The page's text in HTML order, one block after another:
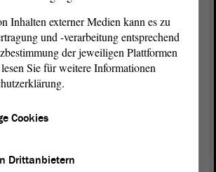
zu uns, sodass wir auch sehen
das so funktioniert.
ich es wirklich für wichtig, hier
in den Raum zu stellen und
als ob Studentinnen und Studenten
wohnen müssen, um sich
können, und als ob die Nutzung des
ist, den niemand finanzieren
Inhalten externer Medien kann es zu
und -verarbeitung entsprechend
der jeweiligen Plattformen
Sie für weitere Informationen
Cookies
Drittanbietern